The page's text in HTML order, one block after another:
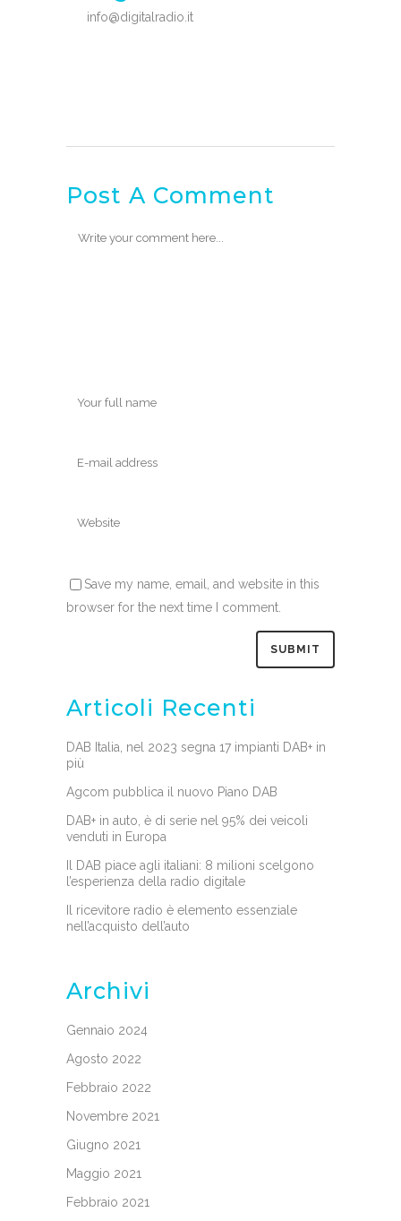
info@digitalradio.it
Post A Comment
Save my name, email, and website in this
browser for the next time I comment.
Articoli Recenti
DAB Italia, nel 2023 segna 17 impianti DAB+ in
più
Agcom pubblica il nuovo Piano DAB
DAB+ in auto, è di serie nel 95% dei veicoli
venduti in Europa
Il DAB piace agli italiani: 8 milioni scelgono
l’esperienza della radio digitale
Il ricevitore radio è elemento essenziale
nell’acquisto dell’auto
Archivi
Gennaio 2024
Agosto 2022
Febbraio 2022
Novembre 2021
Giugno 2021
Maggio 2021
Febbraio 2021